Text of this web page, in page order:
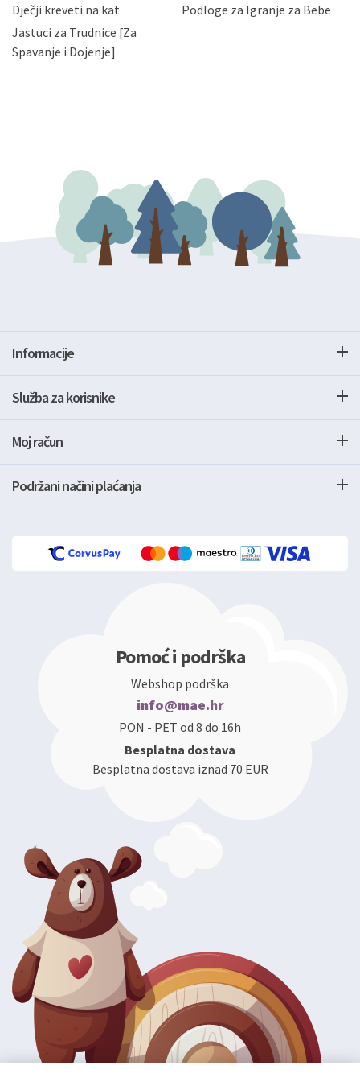
zatražiti prestanak aktivnosti obrade Vaših osobnih
podataka. Opoziv privole možete podnijeti poštom na
gore navedenu adresu ili e-mailom na adresu:
Dječji kreveti na kat
Podloge za Igranje za Bebe
Jastuci za Trudnice [Za
Spavanje i Dojenje]
Informacije
Služba za korisnike
Moj račun
Podržani načini plaćanja
Pomoć i podrška
Webshop podrška
info@mae.hr
PON - PET od 8 do 16h
Besplatna dostava
Besplatna dostava iznad 70 EUR